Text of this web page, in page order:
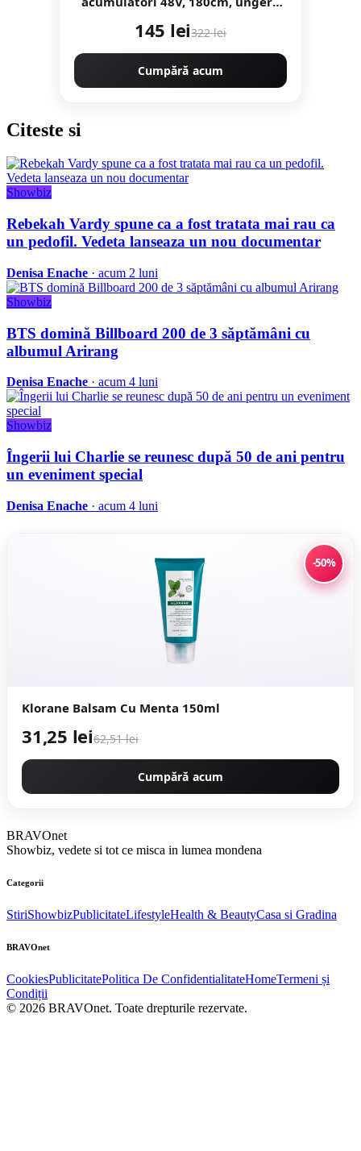
CMP1798
145 lei322 lei
Cumpără acum
Citeste si
Showbiz
Rebekah Vardy spune ca a fost tratata mai rau ca
un pedofil. Vedeta lanseaza un nou documentar
Denisa Enache · acum 2 luni
Showbiz
BTS domină Billboard 200 de 3 săptămâni cu
albumul Arirang
Denisa Enache · acum 4 luni
Showbiz
Îngerii lui Charlie se reunesc după 50 de ani pentru
un eveniment special
Denisa Enache · acum 4 luni
-50%
Klorane Balsam Cu Menta 150ml
31,25 lei62,51 lei
Cumpără acum
BRAVOnet
Showbiz, vedete si tot ce misca in lumea mondena
Categorii
StiriShowbizPublicitateLifestyleHealth & BeautyCasa si Gradina
BRAVOnet
CookiesPublicitatePolitica De ConfidentialitateHomeTermeni și
Condiții
© 2026 BRAVOnet. Toate drepturile rezervate.